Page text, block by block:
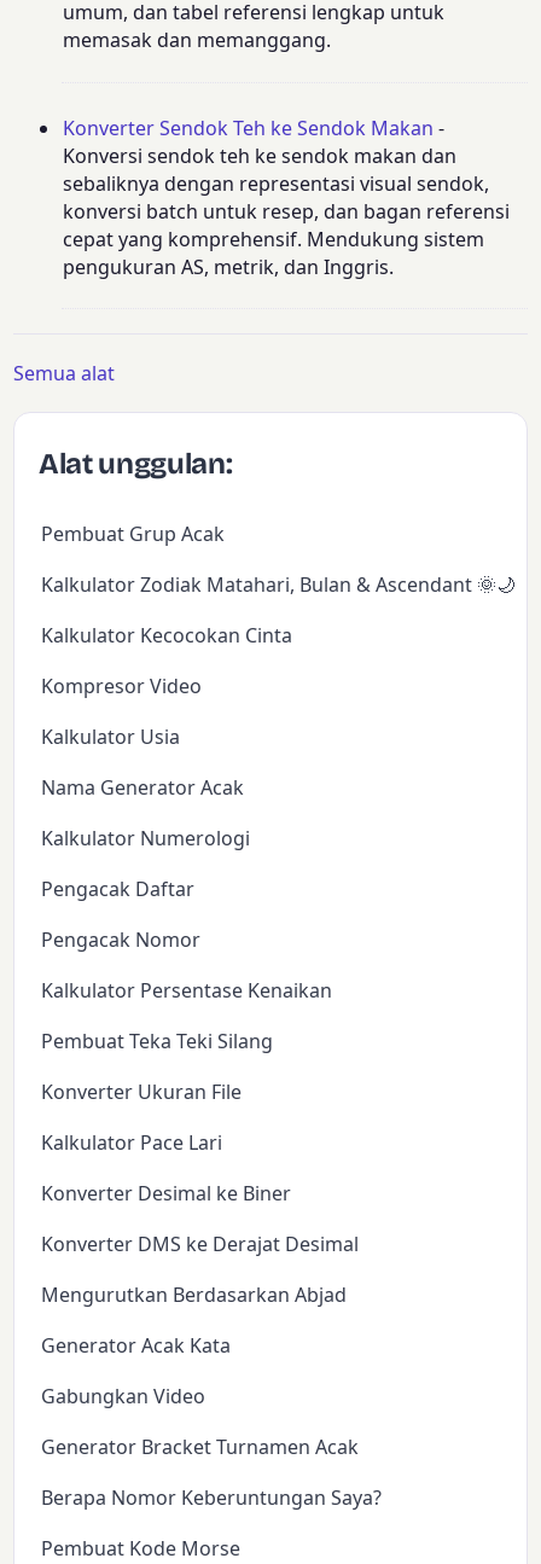
umum, dan tabel referensi lengkap untuk
memasak dan memanggang.
Konverter Sendok Teh ke Sendok Makan -
Konversi sendok teh ke sendok makan dan
sebaliknya dengan representasi visual sendok,
konversi batch untuk resep, dan bagan referensi
cepat yang komprehensif. Mendukung sistem
pengukuran AS, metrik, dan Inggris.
Semua alat
Alat unggulan:
Pembuat Grup Acak
Kalkulator Zodiak Matahari, Bulan & Ascendant 🌞🌙✨
Kalkulator Kecocokan Cinta
Kompresor Video
Kalkulator Usia
Nama Generator Acak
Kalkulator Numerologi
Pengacak Daftar
Pengacak Nomor
Kalkulator Persentase Kenaikan
Pembuat Teka Teki Silang
Konverter Ukuran File
Kalkulator Pace Lari
Konverter Desimal ke Biner
Konverter DMS ke Derajat Desimal
Mengurutkan Berdasarkan Abjad
Generator Acak Kata
Gabungkan Video
Generator Bracket Turnamen Acak
Berapa Nomor Keberuntungan Saya?
Pembuat Kode Morse